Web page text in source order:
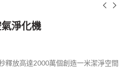
淨化機
釋放高達2000萬個創造一米潔淨空間